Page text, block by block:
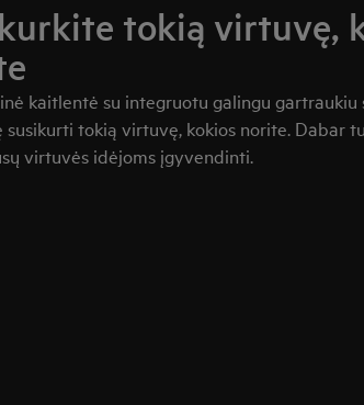
tokią virtuvę,
kaitlentė su integruotu galingu gartraukiu
susikurti tokią virtuvę, kokios norite. Dabar
virtuvės idėjoms įgyvendinti.